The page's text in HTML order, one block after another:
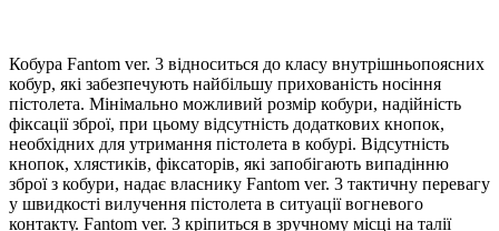
Кобура Fantom ver. 3 відноситься до класу внутрішньопоясних
кобур, які забезпечують найбільшу прихованість носіння
пістолета. Мінімально можливий розмір кобури, надійність
фіксації зброї, при цьому відсутність додаткових кнопок,
необхідних для утримання пістолета в кобурі. Відсутність
кнопок, хлястиків, фіксаторів, які запобігають випадінню
зброї з кобури, надає власнику Fantom ver. 3 тактичну перевагу
у швидкості вилучення пістолета в ситуації вогневого
контакту. Fantom ver. 3 кріпиться в зручному місці на талії